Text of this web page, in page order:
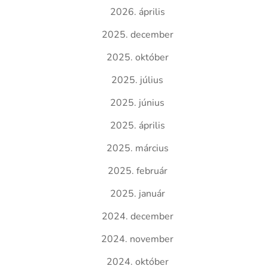
2026. április
2025. december
2025. október
2025. július
2025. június
2025. április
2025. március
2025. február
2025. január
2024. december
2024. november
2024. október